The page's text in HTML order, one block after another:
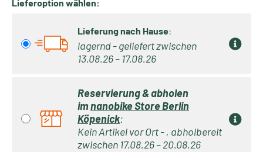
Lieferoption wählen:
Lieferung nach Hause:
lagernd - geliefert zwischen
13.08.26 – 17.08.26
Reservierung & abholen
imnanobike Store Berlin
Köpenick:
Kein Artikel vor Ort - , abholbereit
zwischen 17.08.26 – 20.08.26